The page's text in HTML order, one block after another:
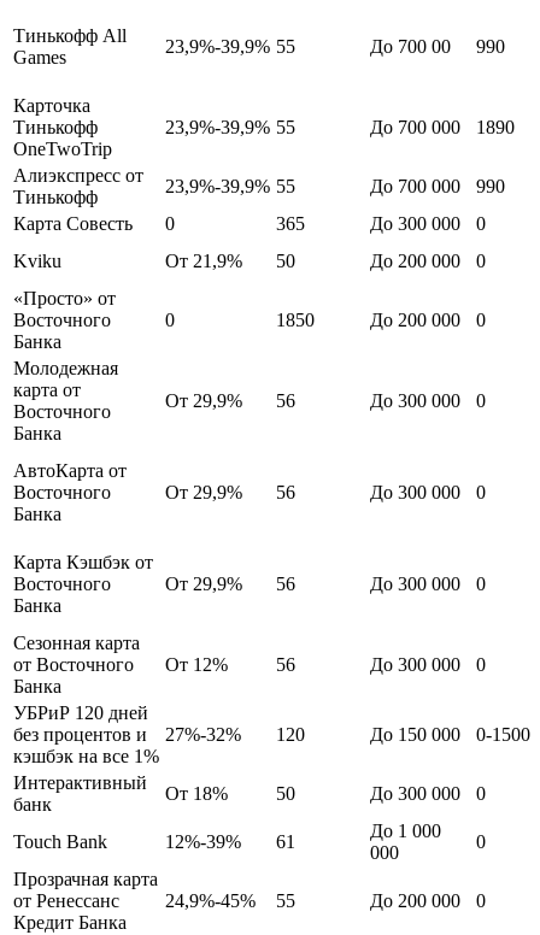
Тинькофф All
Games
23,9%-39,9% 55 До 700 00 990
Карточка
Тинькофф
OneTwoTrip
23,9%-39,9% 55 До 700 000 1890
Алиэкспресс от
Тинькофф
23,9%-39,9% 55 До 700 000
990
Карта Совесть
0 365 До 300 000
0
Kviku
От 21,9% 50 До 200 000
0
«Просто» от
Восточного
Банка
0 1850 До 200 000 0
Молодежная
карта от
Восточного
Банка
От 29,9% 56 До 300 000 0
АвтоКарта от
Восточного
Банка
От 29,9% 56 До 300 000 0
Карта Кэшбэк от
Восточного
Банка
От 29,9% 56 До 300 000 0
Сезонная карта
от Восточного
Банка
От 12% 56 До 300 000 0
УБРиР 120 дней
без процентов и
кэшбэк на все 1%
27%-32% 120 До 150 000 0-1500
Интерактивный
банк
От 18% 50 До 300 000 0
Touch Bank 12%-39% 61
До 1 000
000
0
Прозрачная карта
от Ренессанс
Кредит Банка
24,9%-45% 55 До 200 000 0